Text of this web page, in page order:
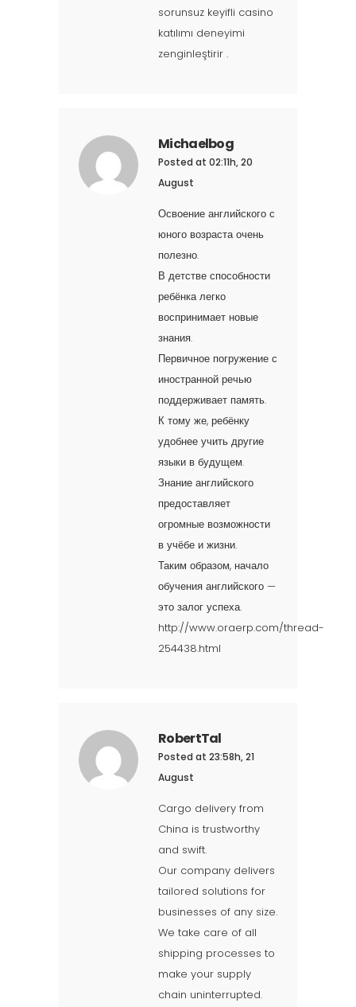
sorunsuz keyifli casino
katılımı deneyimi
zenginleştirir .
Michaelbog
Posted at 02:11h, 20
August
Освоение английского с
юного возраста очень
полезно.
В детстве способности
ребёнка легко
воспринимает новые
знания.
Первичное погружение с
иностранной речью
поддерживает память.
К тому же, ребёнку
удобнее учить другие
языки в будущем.
Знание английского
предоставляет
огромные возможности
в учёбе и жизни.
Таким образом, начало
обучения английского —
это залог успеха.
http://www.oraerp.com/thread-
254438.html
RobertTal
Posted at 23:58h, 21
August
Cargo delivery from
China is trustworthy
and swift.
Our company delivers
tailored solutions for
businesses of any size.
We take care of all
shipping processes to
make your supply
chain uninterrupted.